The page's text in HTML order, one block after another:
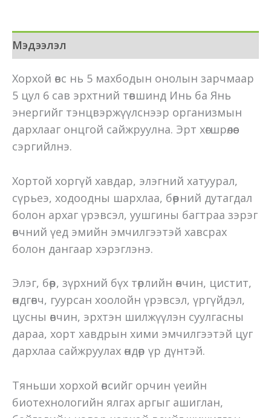
Мэдээлэл
Хорхой өвс нь 5 махбодын онолын зарчмаар
5 цул 6 сав эрхтний төвшинд Инь ба Янь
энергийг тэнцвэржүүлснээр организмын
дархлааг онцгой сайжруулна. Эрт хөгшрөлөөс
сэргийлнэ.
Хортой хоргүй хавдар, элэгний хатуурал,
сүрьеэ, ходоодны шархлаа, бөөрний дутагдал
болон архаг үрэвсэл, уушгины багтраа зэрэг
өвчний үед эмийн эмчилгээтэй хавсрах
болон дангаар хэрэглэнэ.
Элэг, бөөр, зүрхний бүх төрлийн өвчин, цистит,
өндгөвч, гуурсан хоолойн үрэвсэл, үргүйдэл,
цусны өвчин, эрхтэн шилжүүлэн суулгасны
дараа, хорт хавдрын хими эмчилгээтэй цуг
дархлаа сайжруулах өндөр үр дүнтэй.
Тяньши хорхой өвсийг орчин үеийн
биотехнологийн ялгах аргыг ашиглан,